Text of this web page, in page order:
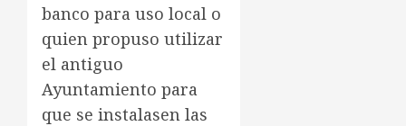
banco para uso local o
quien propuso utilizar
el antiguo
Ayuntamiento para
que se instalasen las